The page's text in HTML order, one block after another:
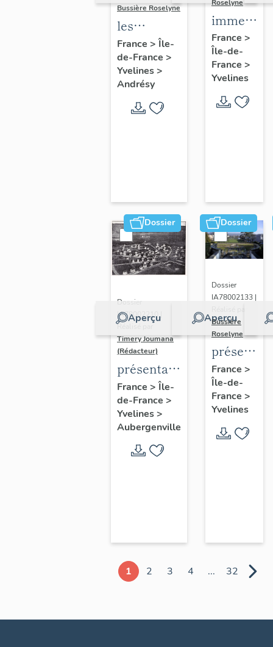
Bussière Roselyne
les
immeubles,
maisons et
fermes du
canton
d'Andrésy
France > Île-
de-France >
Yvelines>
Andrésy
Roselyne
maisons,
fermes
France >
Île-de-
France >
Yvelines
Dossier
Aperçu
Dossier
IA78002210 |
Réalisé par
Timery Joumana
(Rédacteur)
présentation
de l'étude
d'Elisabethville
France > Île-
de-France >
Yvelines>
Aubergenville
Dossier
Aperçu
Dossier
IA78002133 |
Bussière
Roselyne
du
diagnostic
et
France >
Île-de-
France >
Yvelines
1 2 3 4 ... 32